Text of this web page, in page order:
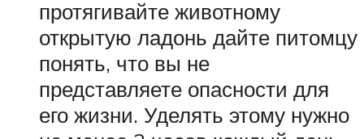
протягивайте животному
открытую ладонь дайте питомцу
понять, что вы не
представляете опасности для
его жизни. Уделять этому нужно